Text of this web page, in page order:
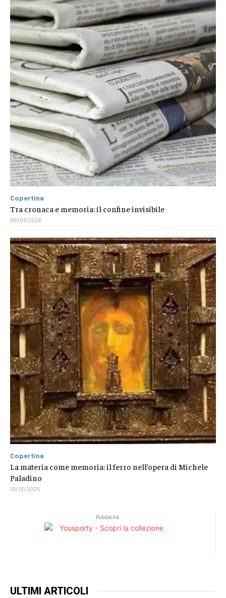
Pubblicità
ULTIMI ARTICOLI
Copertina
Tra cronaca e memoria: il confine invisibile
06/01/2026
Copertina
La materia come memoria: il ferro nell’opera di Michele
Paladino
19/12/2025